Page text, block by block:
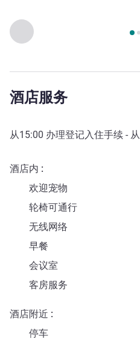
上一个 - 出入和交通
第 页，共
酒店服务
从15:00 办理登记入住手续 - 从
酒店内
欢迎宠物
轮椅可通行
无线网络
早餐
会议室
客房服务
酒店附近
停车